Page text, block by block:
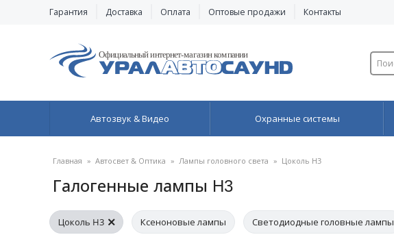
Гарантия Доставка Оплата Оптовые продажи Контакты
Автозвук & Видео Охранные системы
Главная » Автосвет & Оптика » Лампы головного света » Цоколь H3
Галогенные лампы H3
Цоколь H3 Ксеноновые лампы Светодиодные головные лампы